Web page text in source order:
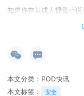
知道你在某成人视觉小说
Spy 这种收集并分析数
过滤器筛选数据，然后
本文分类： POD快讯
本文标签：
安全